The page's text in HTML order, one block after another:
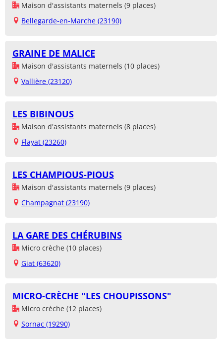
Maison d'assistants maternels (9 places)
Bellegarde-en-Marche (23190)
GRAINE DE MALICE
Maison d'assistants maternels (10 places)
Vallière (23120)
LES BIBINOUS
Maison d'assistants maternels (8 places)
Flayat (23260)
LES CHAMPIOUS-PIOUS
Maison d'assistants maternels (9 places)
Champagnat (23190)
LA GARE DES CHÉRUBINS
Micro crèche (10 places)
Giat (63620)
MICRO-CRÈCHE "LES CHOUPISSONS"
Micro crèche (12 places)
Sornac (19290)